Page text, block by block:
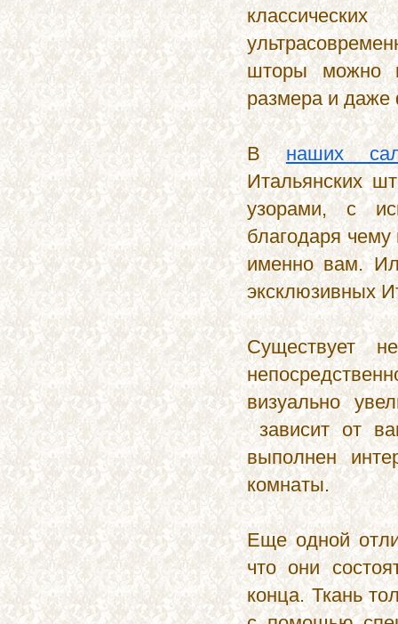
11.04.2014
Шторные ансамбли для
комнат с нескольки...
10.04.2014
C 1 апреля!
31.03.2014
Дорогие друзья! У нас
отличная новость!
30.03.2014
Новинки для детских комнат
от салонов ш...
27.03.2014
шторы можно
размера и
В наших
Итальянских
узорами, с
благодаря
именно вам.
эксклюзивных
Существует
визуально
зависит от
выполнен
комнаты.
Еще одной
что они
конца. Ткань